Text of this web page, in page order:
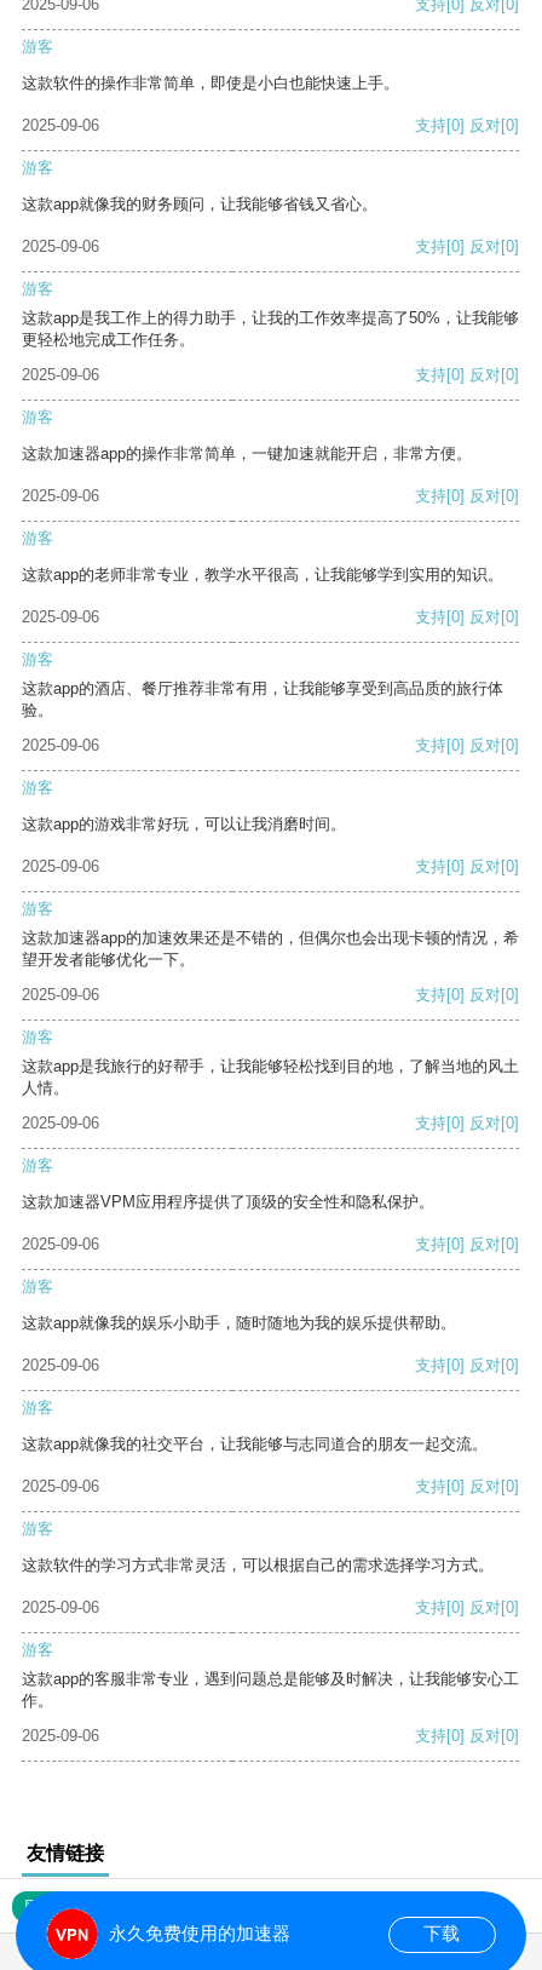
2025-09-06 支持[0] 反对[0]
游客
这款软件的操作非常简单，即使是小白也能快速上手。
2025-09-06 支持[0] 反对[0]
游客
这款app就像我的财务顾问，让我能够省钱又省心。
2025-09-06 支持[0] 反对[0]
游客
这款app是我工作上的得力助手，让我的工作效率提高了50%，让我能够
更轻松地完成工作任务。
2025-09-06
支持[0] 反对[0]
游客
这款加速器app的操作非常简单，一键加速就能开启，非常方便。
2025-09-06 支持[0] 反对[0]
游客
这款app的老师非常专业，教学水平很高，让我能够学到实用的知识。
2025-09-06 支持[0] 反对[0]
游客
这款app的酒店、餐厅推荐非常有用，让我能够享受到高品质的旅行体
验。
2025-09-06
支持[0] 反对[0]
游客
这款app的游戏非常好玩，可以让我消磨时间。
2025-09-06 支持[0] 反对[0]
游客
这款加速器app的加速效果还是不错的，但偶尔也会出现卡顿的情况，希
望开发者能够优化一下。
2025-09-06
支持[0] 反对[0]
游客
这款app是我旅行的好帮手，让我能够轻松找到目的地，了解当地的风土
人情。
2025-09-06
支持[0] 反对[0]
游客
这款加速器VPM应用程序提供了顶级的安全性和隐私保护。
2025-09-06 支持[0] 反对[0]
游客
这款app就像我的娱乐小助手，随时随地为我的娱乐提供帮助。
2025-09-06 支持[0] 反对[0]
游客
这款app就像我的社交平台，让我能够与志同道合的朋友一起交流。
2025-09-06 支持[0] 反对[0]
游客
这款软件的学习方式非常灵活，可以根据自己的需求选择学习方式。
2025-09-06 支持[0] 反对[0]
游客
这款app的客服非常专业，遇到问题总是能够及时解决，让我能够安心工
作。
2025-09-06
支持[0] 反对[0]
友情链接
网站地图
永久免费使用的加速器 下载